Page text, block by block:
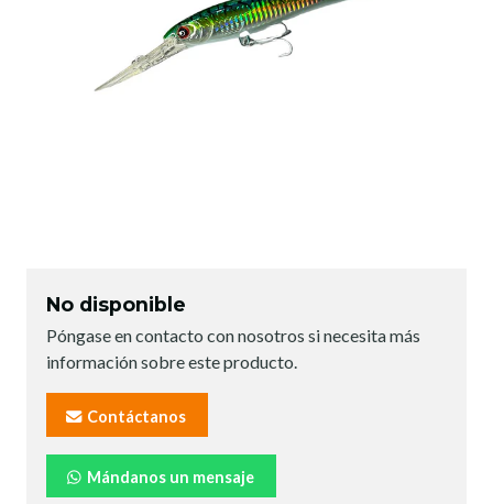
No disponible
Póngase en contacto con nosotros si necesita más
información sobre este producto.
Contáctanos
Mándanos un mensaje